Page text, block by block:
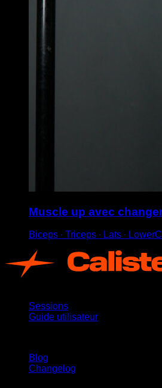
Muscle up avec
Biceps ∙ Triceps ∙ Lats ∙
Sessions
Guide utilisateur
Blog
Changelog